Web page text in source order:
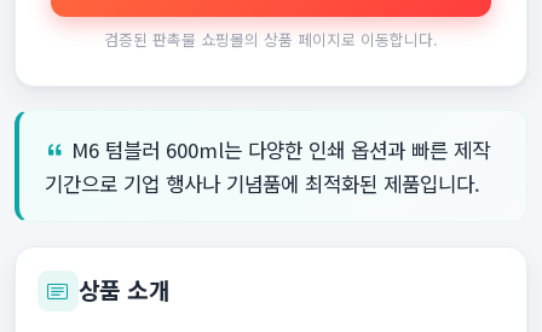
검증된 판촉물 쇼핑몰의 상품 페이지로 이동합니다.
M6 텀블러 600ml는 다양한 인쇄 옵션과 빠른 제작
기간으로 기업 행사나 기념품에 최적화된 제품입니다.
상품 소개